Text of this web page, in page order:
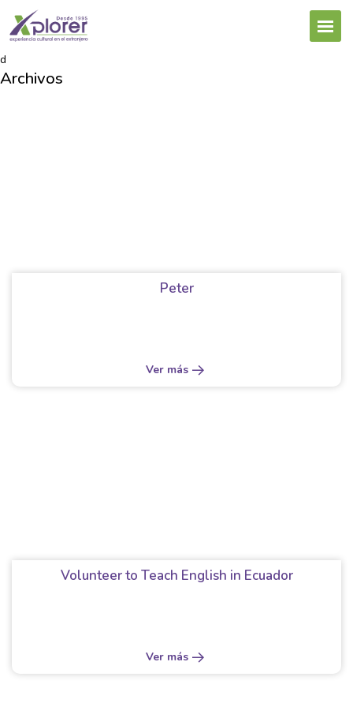
d
Archivos
Peter
Ver más
Volunteer to Teach English in Ecuador
Ver más